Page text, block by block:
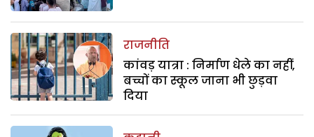
राजनीति
कांवड़ यात्रा : निर्माण धेले का नहीं,
बच्चों का स्कूल जाना भी छुड़वा
दिया